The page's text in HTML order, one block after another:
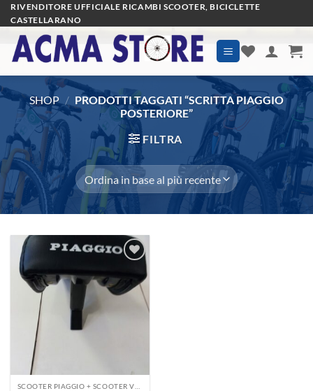
Salta
ai
contenuti
RIVENDITORE UFFICIALE RICAMBI SCOOTER, BICICLETTE
CASTELLARANO
SHOP / PRODOTTI TAGGATI “SCRITTA PIAGGIO
POSTERIORE”
FILTRA
alla lista
dei